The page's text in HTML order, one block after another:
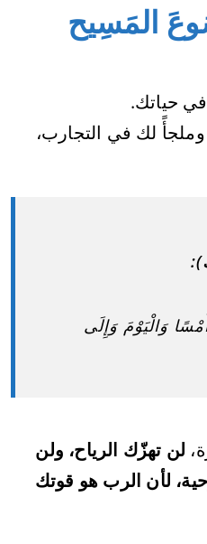
المَسِيح
حياتك.
وملجأً لك في التجارب،
وَالْيَوْمَ وَإِلَى
لن تهزّك الرياح، ولن
لأن الرب هو قوتك